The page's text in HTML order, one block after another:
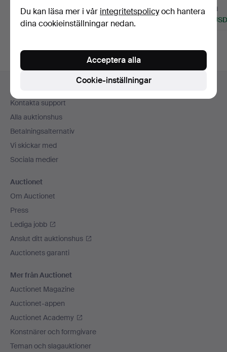
Värdering
64 USD
4 bud
95 USD
3 bud
43 USD
Sidfotsnavigation
Kontakta support
Alla auktionshus
Betalningsalternativ
Vi skickar med
Sociala medier
Auctionet
Om Auctionet
Press
Lediga jobb
Anslut ditt auktionshus
Auctionets garanti
Mer från Auctionet
Auctionet Magazine
Auctionet-appen
Auctionet Academy
Konstnärer och formgivare
Teman och slagauktioner
Du kan läsa mer i vår integritetspolicyoch hantera
dina cookieinställningar nedan.
Cookie-inställningar
Acceptera alla